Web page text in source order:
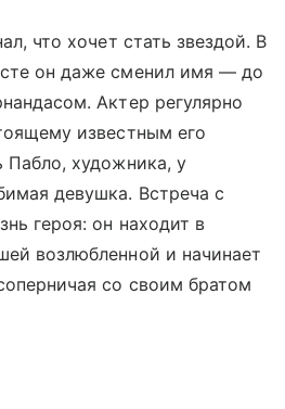
что хочет стать звездой. В
он даже сменил имя — до
Актер регулярно
известным его
Пабло, художника, у
девушка. Встреча с
героя: он находит в
возлюбленной и начинает
со своим братом